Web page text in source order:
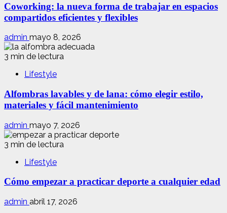
Coworking: la nueva forma de trabajar en espacios
compartidos eficientes y flexibles
admin mayo 8, 2026
3 min de lectura
Lifestyle
Alfombras lavables y de lana: cómo elegir estilo,
materiales y fácil mantenimiento
admin mayo 7, 2026
3 min de lectura
Lifestyle
Cómo empezar a practicar deporte a cualquier edad
admin abril 17, 2026